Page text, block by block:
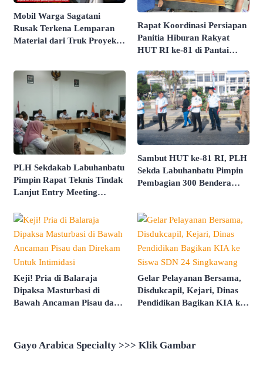
Mobil Warga Sagatani
Rusak Terkena Lemparan
Material dari Truk Proyek
Rapat Koordinasi Persiapan
Panitia Hiburan Rakyat
HUT RI ke-81 di Pantai
Dimatangkan
PLH Sekdakab Labuhanbatu
Pimpin Rapat Teknis Tindak
Lanjut Entry Meeting
Pelayanan Publik Oleh
Ombudsman RI Tahun 2026
Sambut HUT ke-81 RI, PLH
Sekda Labuhanbatu Pimpin
Pembagian 300 Bendera
Keji! Pria di Balaraja
Dipaksa Masturbasi di
Bawah Ancaman Pisau dan
Gelar Pelayanan Bersama,
Disdukcapil, Kejari, Dinas
Pendidikan Bagikan KIA ke
Gayo Arabica Specialty >>> Klik Gambar